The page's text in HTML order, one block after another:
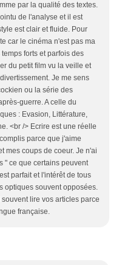
par la qualité des textes.
de l'analyse et il est
est clair et fluide. Pour
car le cinéma n'est pas ma
forts et parfois des
du petit film vu la veille et
Je me sens
ou la série des
guerre. A celle du
: Evasion, Littérature,
<br /> Ecrire est une réelle
parce que j'aime
mes coups de coeur. Je n'ai
" ce que certains peuvent
parfait et l'intérêt de tous
optiques souvent opposées.
lire vos articles parce
française.